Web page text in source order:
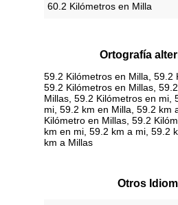
60.2 Kilómetros en Milla
Ortografía
59.2 Kilómetros en Milla, 59.2
59.2 Kilómetros en Millas,
Millas, 59.2 Kilómetros en mi,
mi, 59.2 km en Milla, 59.2 km
Kilómetro en Millas, 59.2
km en mi, 59.2 km a mi, 59.2
km a Millas
Otros